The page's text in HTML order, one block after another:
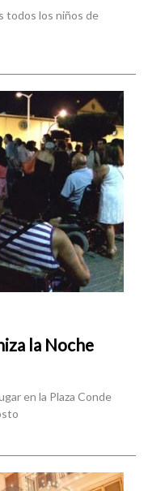
todos los niños de
la Noche
en la Plaza Conde